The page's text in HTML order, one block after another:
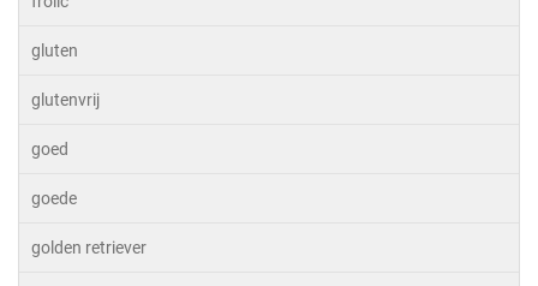
gluten
glutenvrij
goed
goede
golden retriever